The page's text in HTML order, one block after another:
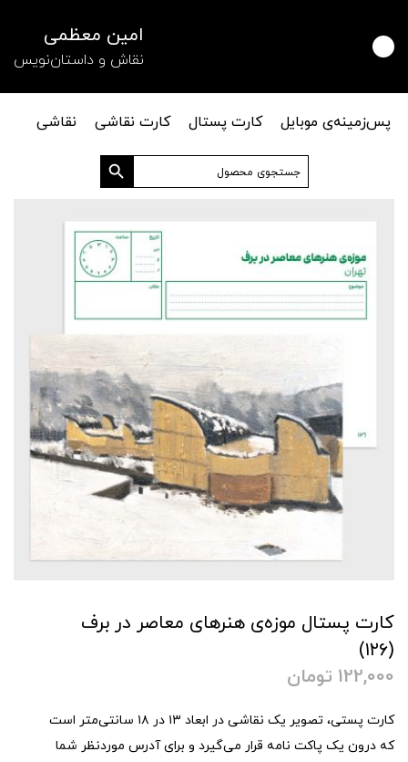
امین معظمی
نقاش و داستان‌نویس
پس‌زمینه‌ی موبایل کارت پستال کارت نقاشی
نقاشی
جستجو
برای:
دکمه جستجو
کارت پستال موزه‌ی هنرهای معاصر در برف
(۱۲۶)
122,000 تومان
کارت پستی، تصویر یک نقاشی در ابعاد ۱۳ در ۱۸ سانتی‌متر است
که درون یک پاکت نامه قرار می‌گیرد و برای آدرس موردنظر شما